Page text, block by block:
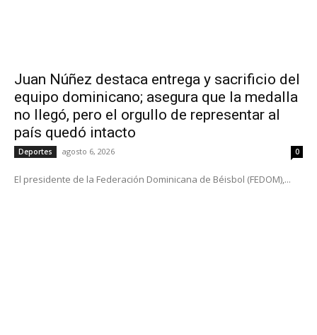
Juan Núñez destaca entrega y sacrificio del
equipo dominicano; asegura que la medalla
no llegó, pero el orgullo de representar al
país quedó intacto
Deportes agosto 6, 2026 0
El presidente de la Federación Dominicana de Béisbol (FEDOM),...